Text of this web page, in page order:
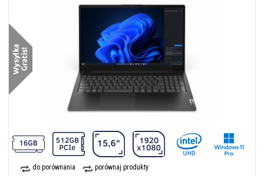
do porównania
porównaj produkty